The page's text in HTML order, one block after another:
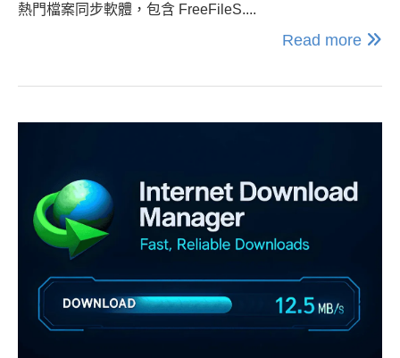
熱門檔案同步軟體，包含 FreeFileS....
Read more